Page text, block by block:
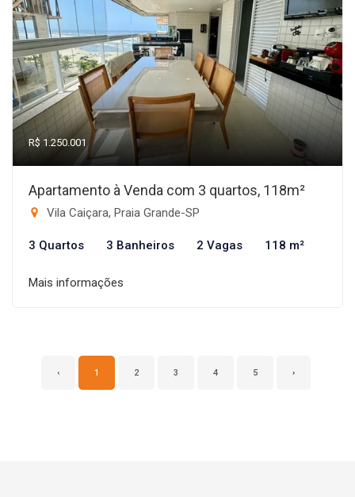
R$ 1.250.001
Apartamento à Venda com 3 quartos, 118m²
Vila Caiçara, Praia Grande-SP
3 Quartos 3 Banheiros 2 Vagas 118 m²
Mais informações
‹ 1 2 3 4 5 ›